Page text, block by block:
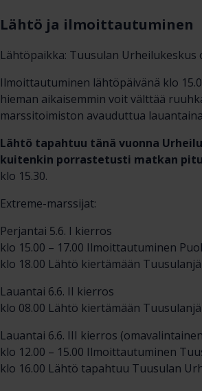
Lähtö ja ilmoittautuminen
Lähtöpaikka: Tuusulan Urheilukeskus
Ilmoittautuminen lähtöpäivänä klo
hieman aikaisemmin voit välttää
marssitoimiston avauduttua
Lähtö tapahtuu tänä vuonna
kuitenkin porrastetusti matkan
klo 15.30.
Extreme-marssijat:
Perjantai 5.6. I kierros
klo 15.00 – 17.00 Ilmoittautuminen
klo 18.00 Lähtö kiertämään
Lauantai 6.6. II kierros
klo 08.00 Lähtö kiertämään
Lauantai 6.6. III kierros
klo 12.00 – 15.00 Ilmoittautuminen
klo 16.00 Lähtö tapahtuu Tuusulan